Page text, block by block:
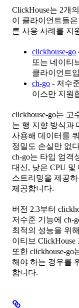
ClickHouse는 2개
이 클라이언트들
른 사용 사례를 지
clickhouse-go
또는 네이티
클라이언트
ch-go - 저수
이스만 지원
clickhouse-go는
는 행 지향 방식과
사용해 데이터를
정밀도 손실만 없
ch-go는 타입 엄격
대신, 낮은 CPU
스트리밍을 제공
제공합니다.
버전 2.3부터
저수준 기능에 ch-
최적의 성능을 위
이티브
또한 clickhouse-
해야 하는 경우를
합니다.